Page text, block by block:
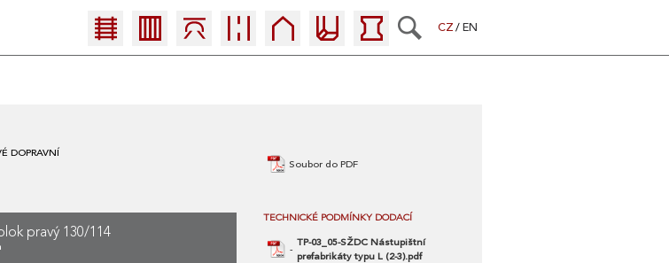
CZ EN
DOPRAVNÍ
pravý 130/114
Soubor do PDF
TECHNICKÉ PODMÍNKY DODACÍ
TP-03_05-SŽDC Nástupištní
prefabrikáty typu L (2-3).pdf